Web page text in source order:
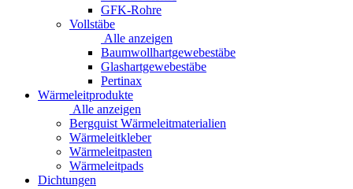
GFK-Rohre
Vollstäbe
Alle anzeigen
Baumwollhartgewebestäbe
Glashartgewebestäbe
Pertinax
Wärmeleitprodukte
Alle anzeigen
Bergquist Wärmeleitmaterialien
Wärmeleitkleber
Wärmeleitpasten
Wärmeleitpads
Dichtungen